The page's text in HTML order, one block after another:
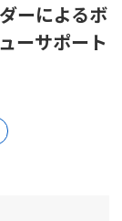
ーによるボ
ーサポート